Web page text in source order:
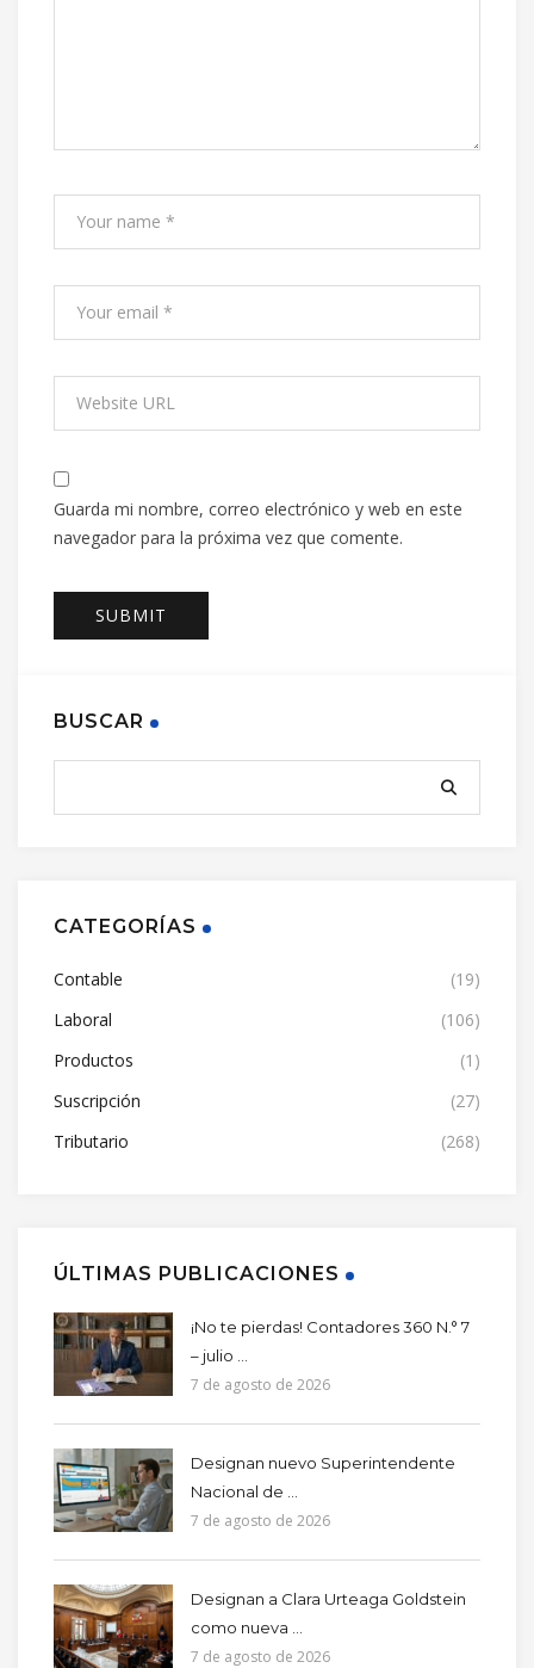
Guarda mi nombre, correo electrónico y web en este
navegador para la próxima vez que comente.
BUSCAR
CATEGORÍAS
Contable
(19)
Laboral
(106)
Productos
(1)
Suscripción
(27)
Tributario
(268)
ÚLTIMAS PUBLICACIONES
¡No te pierdas! Contadores 360 N.° 7
– julio ...
7 de agosto de 2026
Designan nuevo Superintendente
Nacional de ...
7 de agosto de 2026
Designan a Clara Urteaga Goldstein
como nueva ...
7 de agosto de 2026